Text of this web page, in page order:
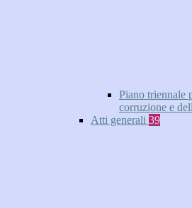
Piano triennale
corruzione e
Atti generali 39